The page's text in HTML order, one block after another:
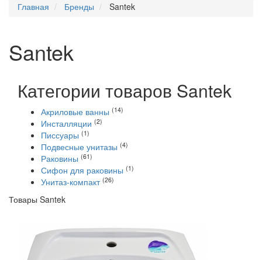
Главная
Бренды Santek
Santek
Категории товаров Santek
Акриловые ванны (14)
Инсталляции (2)
Писсуары (1)
Подвесные унитазы (4)
Раковины (61)
Сифон для раковины (1)
Унитаз-компакт (26)
Товары Santek